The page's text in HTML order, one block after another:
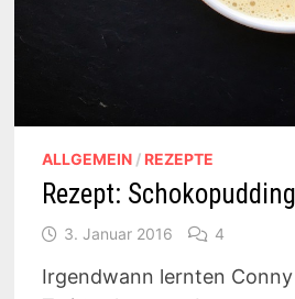
ALLGEMEIN/ REZEPTE
Rezept: Schokopudding
3. Januar 2016 4
Irgendwann lernten